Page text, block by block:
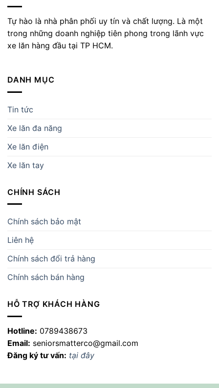
Tự hào là nhà phân phối uy tín và chất lượng. Là một
trong những doanh nghiệp tiên phong trong lãnh vực
xe lăn hàng đầu tại TP HCM.
DANH MỤC
Tin tức
Xe lăn đa năng
Xe lăn điện
Xe lăn tay
CHÍNH SÁCH
Chính sách bảo mật
Liên hệ
Chính sách đổi trả hàng
Chính sách bán hàng
HỖ TRỢ KHÁCH HÀNG
Hotline: 0789438673
Email: seniorsmatterco@gmail.com
Đăng ký tư vấn: tại đây